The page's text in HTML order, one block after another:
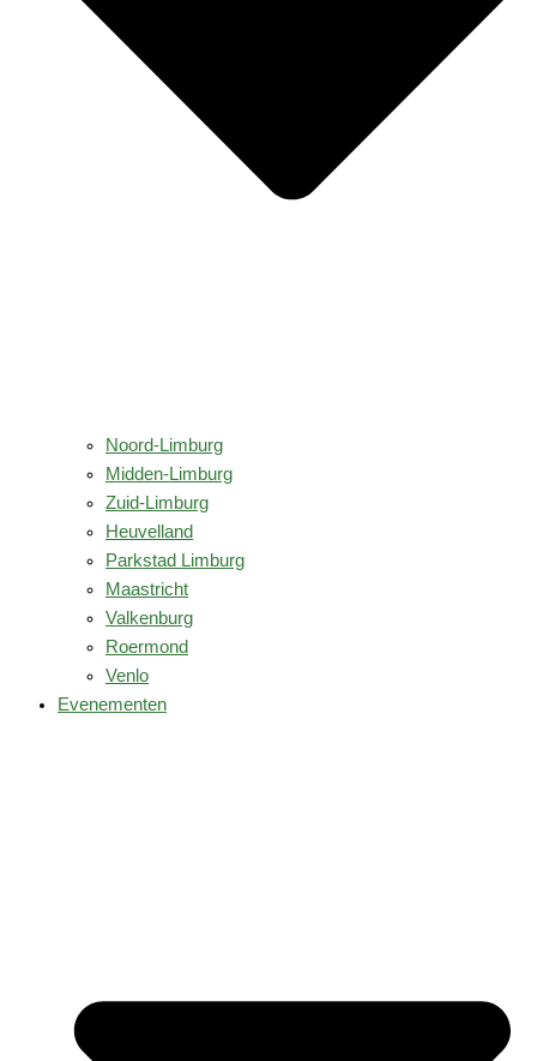
Noord-Limburg
Midden-Limburg
Zuid-Limburg
Heuvelland
Parkstad Limburg
Maastricht
Valkenburg
Roermond
Venlo
Evenementen